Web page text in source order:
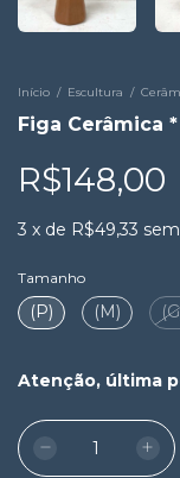
Início / Escultura /
Figa Cerâmica
R$148,00
3 x de R$49,33
Tamanho
(P) (M)
Atenção, última